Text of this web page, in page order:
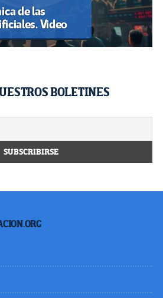
de las
Video
BOLETINES